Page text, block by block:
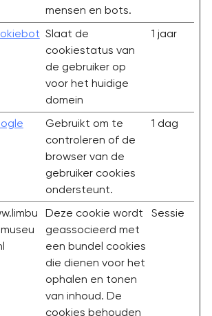
mensen en bots.
Slaat de
cookiestatus van
de gebruiker op
voor het huidige
domein
1 jaar
Gebruikt om te
controleren of de
browser van de
gebruiker cookies
ondersteunt.
1 dag
Deze cookie wordt
geassocieerd met
een bundel cookies
die dienen voor het
ophalen en tonen
van inhoud. De
cookies behouden
Sessie